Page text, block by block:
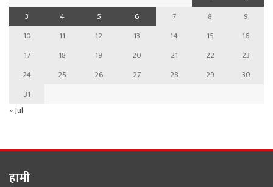
3
4 5 6 7 8
9
10
11 12 13 14 15
16
17
18 19 20 21 22
23
24
25 26 27 28 29
30
31
« Jul
हामी